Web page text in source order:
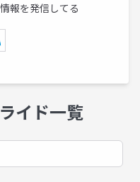
報を発信してる
イド一覧